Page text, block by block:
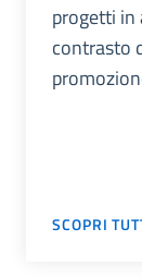
progetti in
contrasto
SCOPRI